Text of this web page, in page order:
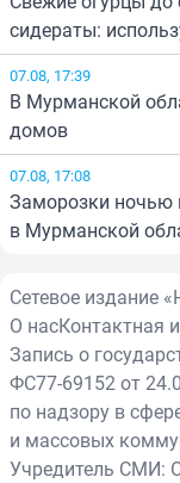
сидераты:
07.08, 17:39
В Мурманской
домов
07.08, 17:08
Заморозки ночью
в Мурманской
Сетевое издание
О насКонтактная
Запись о
ФС77-69152 от
по надзору в
и массовых
Учредитель СМИ: